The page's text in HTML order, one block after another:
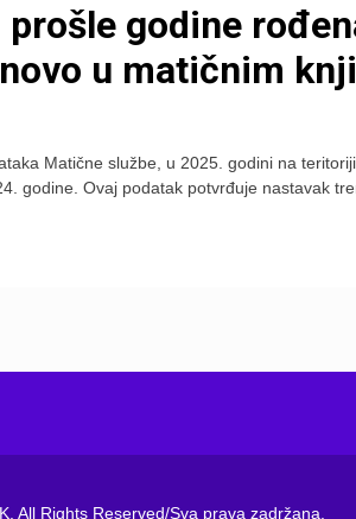
prošle godine
u matičnim
Matične službe, u 2025. godini na
godine. Ovaj podatak potvrđuje nastavak
All Rights Reserved/Sva prava zadržana.